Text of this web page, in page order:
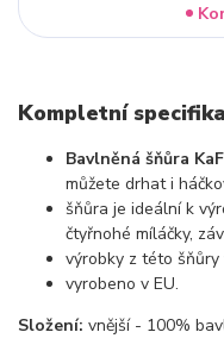
Kompletní
Bavlněná šňůra
můžete drhat i
šňůra je ideální k
čtyřnohé míláčky,
výrobky z této
vyrobeno v EU.
Složení: vnější - 100%